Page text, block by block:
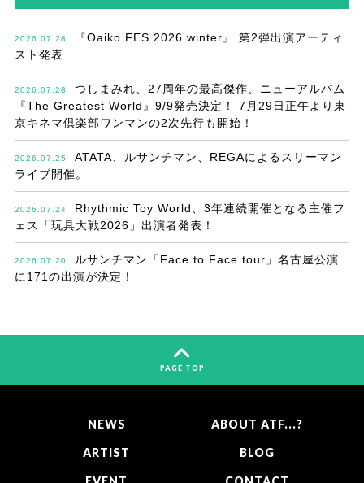
2026.07.28
『Oaiko FES 2026 winter』 第2弾出演アーティ
スト発表
2026.07.28
つしまみれ、27周年の最高傑作、ニューアルバム
『The Greatest World』9/9発売決定！ 7月29日正午より東
京キネマ倶楽部ワンマンの2次先行も開始！
2026.07.25
ATATA、ルサンチマン、REGAによるスリーマン
ライブ開催。
2026.07.24
Rhythmic Toy World、3年連続開催となる主催フ
ェス「玩具大戦2026」出演者発表！
2026.07.20
ルサンチマン「Face to Face tour」名古屋公演
に171の出演が決定！
PAGE TOP
NEWS
ARTIST
ABOUT ATF...?
BLOG